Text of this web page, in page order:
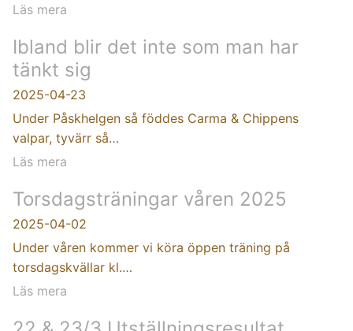
Läs mera
Ibland blir det inte som man har
tänkt sig
2025-04-23
Under Påskhelgen så föddes Carma & Chippens
valpar, tyvärr så…
Läs mera
Torsdagsträningar våren 2025
2025-04-02
Under våren kommer vi köra öppen träning på
torsdagskvällar kl.…
Läs mera